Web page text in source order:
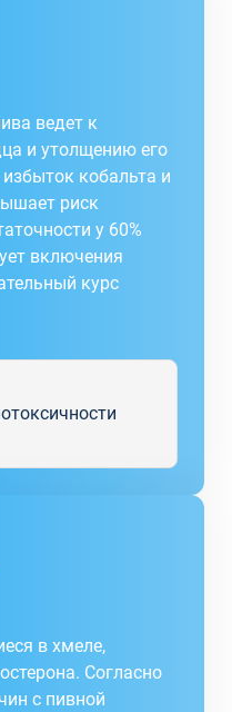
ведет к
и утолщению его
кобальта и
риск
у 60%
включения
курс
в хмеле,
Согласно
с пивной